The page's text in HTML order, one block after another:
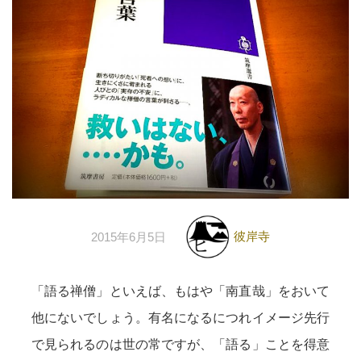
2015年6月5日 彼岸寺
「語る禅僧」といえば、もはや「南直哉」をおいて
他にないでしょう。有名になるにつれイメージ先行
で見られるのは世の常ですが、「語る」ことを得意